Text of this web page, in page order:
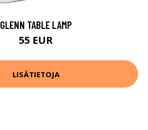
GLENN TABLE LAMP
55 EUR
LISÄTIETOJA